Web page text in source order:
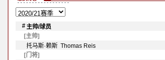
#主帅/球员
[主帅]
托马斯·赖斯 Thomas Reis
[门将]